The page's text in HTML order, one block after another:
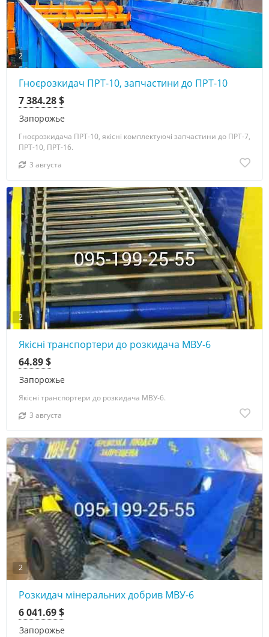
2
Гноєрозкидач ПРТ-10, запчастини до ПРТ-10
Запорожье
7 384.28 $
Гноєрозкидача ПРТ-10, якісні комплектуючі запчастини до ПРТ-7,
ПРТ-10, ПРТ-16.
3 августа
2
Якісні транспортери до розкидача МВУ-6
Запорожье
64.89 $
Якісні транспортери до розкидача МВУ-6.
3 августа
2
Розкидач мінеральних добрив МВУ-6
Запорожье
6 041.69 $